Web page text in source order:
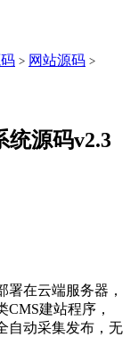
> 网站源码 >
统源码v2.3
在云端服务器，
建站程序，
自动采集发布，无